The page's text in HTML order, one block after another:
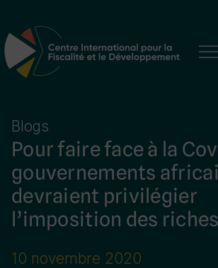
Navigation principale
Blogs
Pour faire face à la
gouvernements
devraient privilégier
l’imposition des riches
10 novembre 2020